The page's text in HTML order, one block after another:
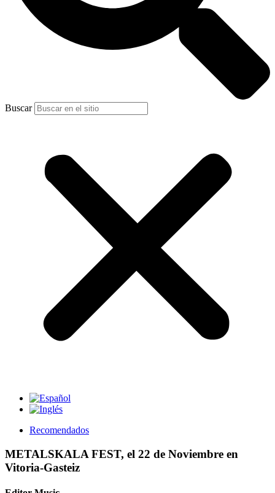
Buscar
Recomendados
METALSKALA FEST, el 22 de Noviembre en
Vitoria-Gasteiz